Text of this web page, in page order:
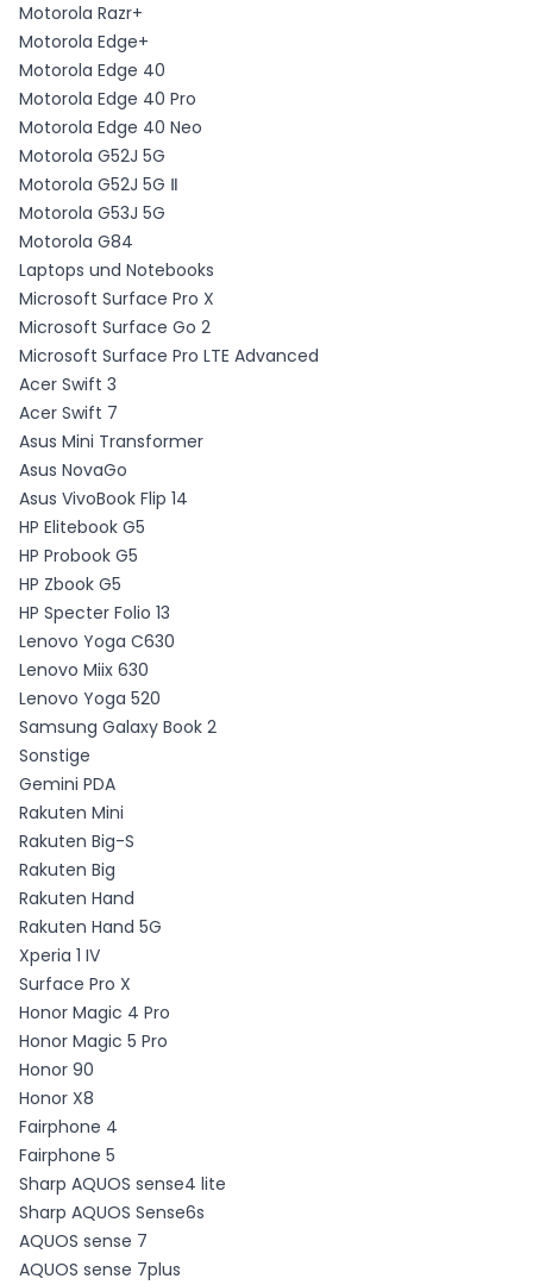
Motorola Razr+
Motorola Edge+
Motorola Edge 40
Motorola Edge 40 Pro
Motorola Edge 40 Neo
Motorola G52J 5G
Motorola G52J 5G Ⅱ
Motorola G53J 5G
Motorola G84
Laptops und Notebooks
Microsoft Surface Pro X
Microsoft Surface Go 2
Microsoft Surface Pro LTE Advanced
Acer Swift 3
Acer Swift 7
Asus Mini Transformer
Asus NovaGo
Asus VivoBook Flip 14
HP Elitebook G5
HP Probook G5
HP Zbook G5
HP Specter Folio 13
Lenovo Yoga C630
Lenovo Miix 630
Lenovo Yoga 520
Samsung Galaxy Book 2
Sonstige
Gemini PDA
Rakuten Mini
Rakuten Big-S
Rakuten Big
Rakuten Hand
Rakuten Hand 5G
Xperia 1 IV
Surface Pro X
Honor Magic 4 Pro
Honor Magic 5 Pro
Honor 90
Honor X8
Fairphone 4
Fairphone 5
Sharp AQUOS sense4 lite
Sharp AQUOS Sense6s
AQUOS sense 7
AQUOS sense 7plus